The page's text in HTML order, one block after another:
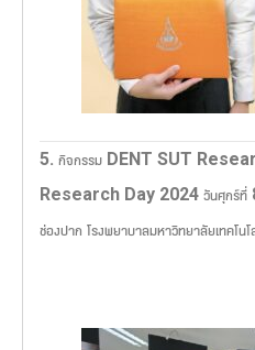
5. กิจกรรม DENT SUT
Research Day 2024 วันศุกร์ที่
ช่องปาก โรงพยาบาลมหาวิทยาลัยเทคโน